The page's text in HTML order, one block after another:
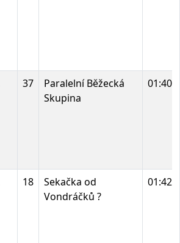
37
Paralelní Běžecká
Skupina
18
Sekačka od
Vondráčků ?